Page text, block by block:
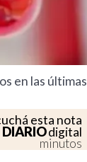
en las últimas
esta nota
DIARIOdigital
minutos